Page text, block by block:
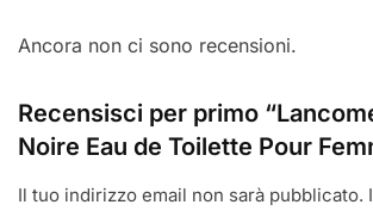
Ancora non ci sono recensioni.
Recensisci per primo
Noire Eau de Toilette Pour
Il tuo indirizzo email non sarà pubblicato.